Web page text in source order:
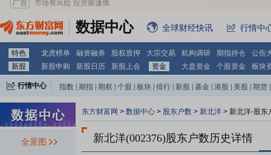
数据中心 全球财经快讯 行情中
特色 龙虎榜单 融资融券 股权质押 大宗交易 机构调研 期指持仓
公告
新股
新股申购 新股日历 新股上会 资金 大盘资金 个股资金 板块
行情中心 指数 期指 期权 个股 板块 排行 新股 基金 港股 美股 期货
全景图
东方财富网 > 数据中心 > 股东户数 > 新北洋 > 新北洋-股东
新北洋(002376)股东户数历史详情